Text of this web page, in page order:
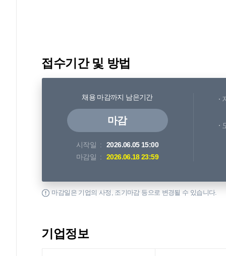
접수기간 및 방법
채용 마감까지 남은기간
마감
시작일
2026.06.05 15:00
마감일
2026.06.18 23:59
마감일은 기업의 사정, 조기마감 등으로 변경될 수 있습니다.
기업정보